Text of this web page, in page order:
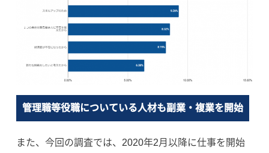
管理職等役職についている人材も副業・複業を開始
また、今回の調査では、2020年2月以降に仕事を開始